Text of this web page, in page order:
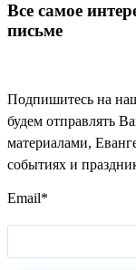
Все самое
письме
Подпишитесь на
будем отправлять
материалами,
событиях и
Email*